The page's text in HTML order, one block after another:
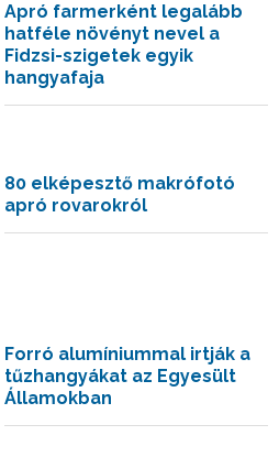
Apró farmerként legalább
hatféle növényt nevel a
Fidzsi-szigetek egyik
hangyafaja
80 elképesztő makrófotó
apró rovarokról
Forró alumíniummal irtják a
tűzhangyákat az Egyesült
Államokban